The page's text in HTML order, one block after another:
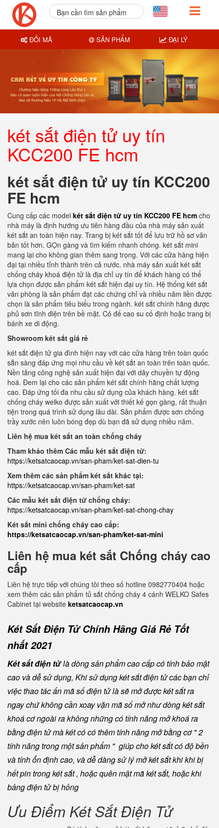
két sắt điện tử uy tín
KCC200 FE hcm
két sắt điện tử uy tín KCC200
FE hcm
Cung cấp các model két sắt điện tử uy tín KCC200 FE hcm cho
nhà máy là định hướng ưu tiên hàng đầu của nhà máy sản xuất
két sắt an toàn hiện nay. Trang bị két sắt tốt để lưu trữ hồ sơ văn
bản tốt hơn. GỌn gàng và tìm kiếm nhanh chóng. két sắt mini
mang lại cho không gian thêm sang trọng. Với các cửa hàng hiện
đại tại nhiều tỉnh thành trên cả nước. nhà máy sản xuất két sắt
chống cháy khoá điện tử là địa chỉ uy tín để khách hàng có thể
lựa chọn được sản phẩm két sắt hiện đại uy tín. Hệ thống két sắt
văn phòng là sản phẩm đạt các chứng chỉ và nhiều năm liền được
chọn là sản phẩm tiêu biểu trong ngành. két sắt chính hãng được
phủ sơn tĩnh điện trên bề mặt. Có đế cao su cố định hoặc trang bị
bánh xe di động.
Showroom két sắt giá rẻ
két sắt điện tử gia đình hiện nay với các cửa hàng trên toàn quốc
sẵn sàng đáp ứng mọi nhu cầu về két sắt an toàn trên toàn quốc.
Nền tảng công nghệ sản xuất hiện đại với dây chuyền tự động
hoá. Đem lại cho các sản phẩm két sắt chính hãng chất lượng
cao. Đáp ứng tối đa nhu cầu sử dụng của khách hàng. két sắt
chống cháy welko được sản xuất với thiết kế gọn gàng, rất thuận
tiện trong quá trình sử dụng lâu dài. Sản phẩm được sơn chống
trầy xước nên luôn bóng đẹp dù bạn đã sử dụng nhiều năm.
Liên hệ mua két sắt an toàn chống cháy
Tham khảo thêm Các mẫu két sắt điện tử:
https://ketsatcaocap.vn/san-pham/ket-sat-dien-tu
Xem thêm các sản phẩm két sắt khác tại:
https://ketsatcaocap.vn/san-pham/ket-sat
Các mẫu két sắt điện tử chống cháy:
https://ketsatcaocap.vn/san-pham/ket-sat-chong-chay
Két sắt mini chống cháy cao cấp:
https://ketsatcaocap.vn/san-pham/ket-sat-mini
Liên hệ mua két sắt Chống cháy cao
cấp
Liên hệ trực tiếp với chúng tôi theo số hotline 0982770404 hoặc
xem thêm các sản phẩm tủ sắt chống cháy 4 cánh WELKO Safes
Cabinet tại website ketsatcaocap.vn
Két Sắt Điện Tử Chính Hãng Giá Rẻ Tốt
nhất 2021
Két sắt điện tửlà dòng sản phẩm cao cấp có tính bảo mật
cao và dễ sử dụng, Khi sử dụng két sắt điện tử các bạn chỉ
việc thao tác ấn mã số điện tử là sẽ mở được két sắt ra
ngay chứ không cần xoay vặn mã số mở như dòng két sắt
khoá cơ ngoài ra không những có tính năng mở khoá ra
bằng điện tử mà két có có thêm tính năng mở bằng cơ " 2
tính năng trong một sản phẩm " giúp cho két sắt có độ bền
và tính ổn định cao, và dễ dàng sử lý mở két sắt khi khi bị
hết pin trong két sắt , hoặc quên mật mã két sắt, hoặc khi
bảng điện tử bị hỏng
Ưu Điểm Két Sắt Điện Tử
Bạn cần tìm sản phẩm
ĐỔI MÃ SẢN PHẨM ĐẠI LÝ